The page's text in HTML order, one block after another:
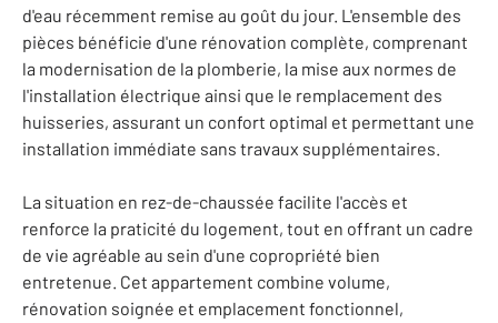
d'eau récemment remise au goût du jour. L'ensemble des
pièces bénéficie d'une rénovation complète, comprenant
la modernisation de la plomberie, la mise aux normes de
l'installation électrique ainsi que le remplacement des
huisseries, assurant un confort optimal et permettant une
installation immédiate sans travaux supplémentaires.
La situation en rez-de-chaussée facilite l'accès et
renforce la praticité du logement, tout en offrant un cadre
de vie agréable au sein d'une copropriété bien
entretenue. Cet appartement combine volume,
rénovation soignée et emplacement fonctionnel,